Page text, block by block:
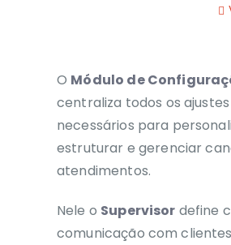
O Módulo de
centraliza todos os ajustes
necessários para
estruturar e gerenciar
atendimentos.
Nele o Supervisor define
comunicação com